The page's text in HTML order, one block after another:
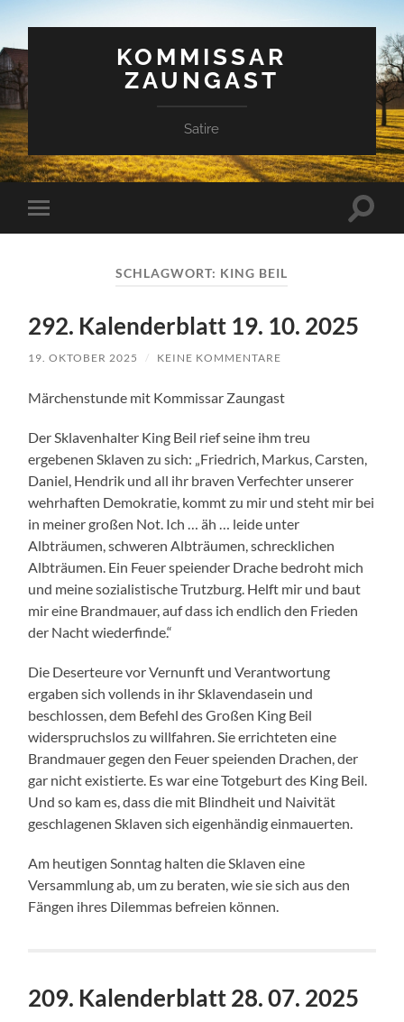
KOMMISSAR
ZAUNGAST
Satire
Mobile-
Menü
SCHLAGWORT: KING BEIL
292. Kalenderblatt 19. 10. 2025
19. OKTOBER 2025 / KEINE KOMMENTARE
Märchenstunde mit Kommissar Zaungast
Der Sklavenhalter King Beil rief seine ihm treu
ergebenen Sklaven zu sich: „Friedrich, Markus, Carsten,
Daniel, Hendrik und all ihr braven Verfechter unserer
wehrhaften Demokratie, kommt zu mir und steht mir bei
in meiner großen Not. Ich … äh … leide unter
Albträumen, schweren Albträumen, schrecklichen
Albträumen. Ein Feuer speiender Drache bedroht mich
und meine sozialistische Trutzburg. Helft mir und baut
mir eine Brandmauer, auf dass ich endlich den Frieden
der Nacht wiederfinde.“
Die Deserteure vor Vernunft und Verantwortung
ergaben sich vollends in ihr Sklavendasein und
beschlossen, dem Befehl des Großen King Beil
widerspruchslos zu willfahren. Sie errichteten eine
Brandmauer gegen den Feuer speienden Drachen, der
gar nicht existierte. Es war eine Totgeburt des King Beil.
Und so kam es, dass die mit Blindheit und Naivität
geschlagenen Sklaven sich eigenhändig einmauerten.
Am heutigen Sonntag halten die Sklaven eine
Versammlung ab, um zu beraten, wie sie sich aus den
Fängen ihres Dilemmas befreien können.
209. Kalenderblatt 28. 07. 2025